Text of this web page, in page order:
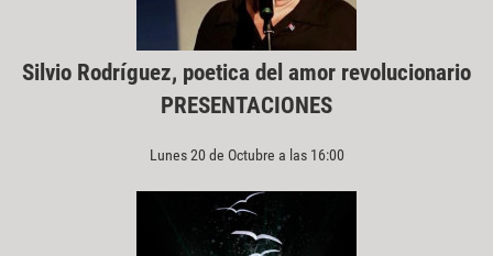
Silvio Rodríguez, poetica del amor revolucionario
PRESENTACIONES
Lunes 20 de Octubre a las 16:00